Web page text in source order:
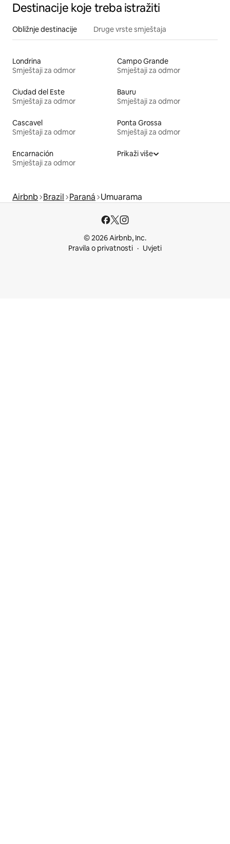
Destinacije koje treba istražiti
Obližnje destinacije Druge vrste smještaja
Londrina
Smještaji za odmor
Campo Grande
Smještaji za odmor
Ciudad del Este
Smještaji za odmor
Bauru
Smještaji za odmor
Cascavel
Smještaji za odmor
Ponta Grossa
Smještaji za odmor
Encarnación
Smještaji za odmor
Prikaži više
Airbnb Brazil Paraná Umuarama
© 2026 Airbnb, Inc.
Pravila o privatnosti
Uvjeti